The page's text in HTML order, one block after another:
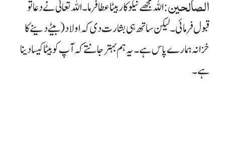
الصالحين: اللہ مجھے نیکو کار بیٹا عطا فرما۔اللہ تعالیٰ نے دعا تو
قبول فرمائی۔ لیکن ساتھ ہی بشارت دی کہ اولاد (بیٹے دینے کا
خزانہ ہمارے پاس ہے۔ یہ ہم بہتر جانتے کہ آپ کو بیٹا کیسا دینا
ہے۔